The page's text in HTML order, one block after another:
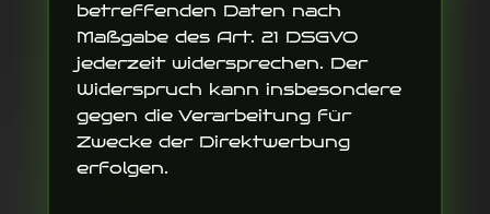
betreffenden Daten nach
Maßgabe des Art. 21 DSGVO
jederzeit widersprechen. Der
Widerspruch kann insbesondere
gegen die Verarbeitung für
Zwecke der Direktwerbung
erfolgen.